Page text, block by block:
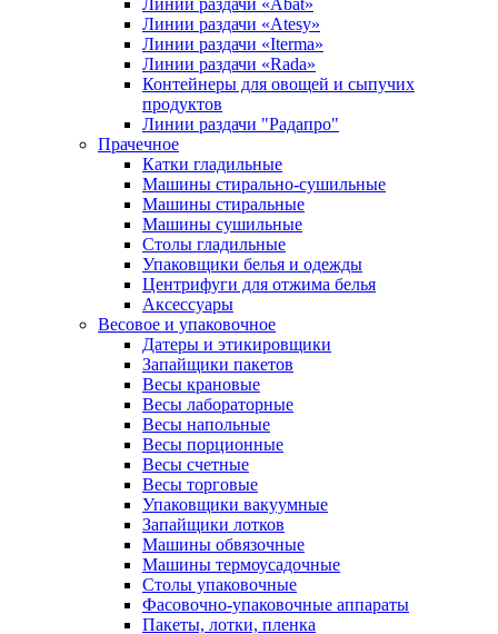
Линии раздачи «Abat»
Линии раздачи «Atesy»
Линии раздачи «Iterma»
Линии раздачи «Rada»
Контейнеры для овощей и сыпучих
продуктов
Линии раздачи "Радапро"
Прачечное
Катки гладильные
Машины стирально-сушильные
Машины стиральные
Машины сушильные
Столы гладильные
Упаковщики белья и одежды
Центрифуги для отжима белья
Аксессуары
Весовое и упаковочное
Датеры и этикировщики
Запайщики пакетов
Весы крановые
Весы лабораторные
Весы напольные
Весы порционные
Весы счетные
Весы торговые
Упаковщики вакуумные
Запайщики лотков
Машины обвязочные
Машины термоусадочные
Столы упаковочные
Фасовочно-упаковочные аппараты
Пакеты, лотки, пленка